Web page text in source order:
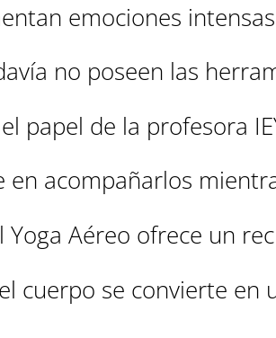
emociones
no poseen las
papel de la profesora
en acompañarlos
Yoga Aéreo ofrece un
cuerpo se convierte